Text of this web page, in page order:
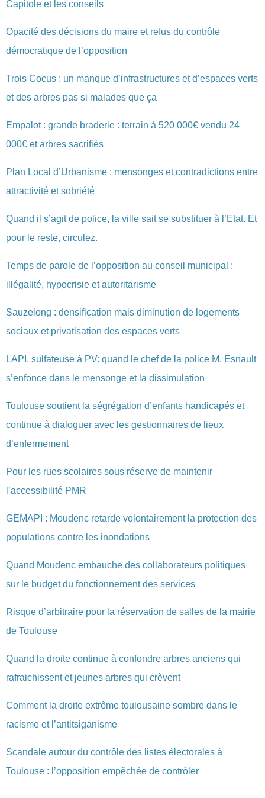
Capitole et les conseils
Opacité des décisions du maire et refus du contrôle
démocratique de l’opposition
Trois Cocus : un manque d’infrastructures et d’espaces verts
et des arbres pas si malades que ça
Empalot : grande braderie : terrain à 520 000€ vendu 24
000€ et arbres sacrifiés
Plan Local d’Urbanisme : mensonges et contradictions entre
attractivité et sobriété
Quand il s’agit de police, la ville sait se substituer à l’Etat. Et
pour le reste, circulez.
Temps de parole de l’opposition au conseil municipal :
illégalité, hypocrisie et autoritarisme
Sauzelong : densification mais diminution de logements
sociaux et privatisation des espaces verts
LAPI, sulfateuse à PV: quand le chef de la police M. Esnault
s’enfonce dans le mensonge et la dissimulation
Toulouse soutient la ségrégation d’enfants handicapés et
continue à dialoguer avec les gestionnaires de lieux
d’enfermement
Pour les rues scolaires sous réserve de maintenir
l’accessibilité PMR
GEMAPI : Moudenc retarde volontairement la protection des
populations contre les inondations
Quand Moudenc embauche des collaborateurs politiques
sur le budget du fonctionnement des services
Risque d’arbitraire pour la réservation de salles de la mairie
de Toulouse
Quand la droite continue à confondre arbres anciens qui
rafraichissent et jeunes arbres qui crèvent
Comment la droite extrême toulousaine sombre dans le
racisme et l’antitsiganisme
Scandale autour du contrôle des listes électorales à
Toulouse : l’opposition empêchée de contrôler